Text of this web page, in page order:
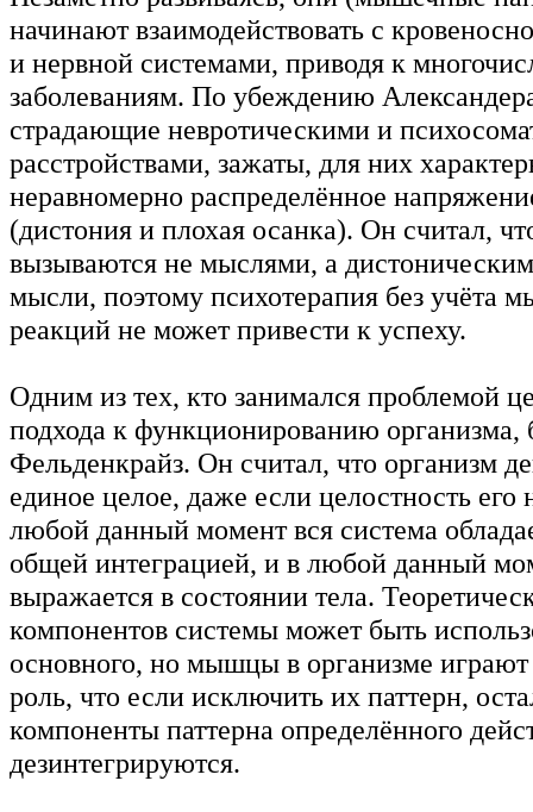
начинают взаимодействовать с
и нервной системами, приводя к
заболеваниям. По убеждению
страдающие невротическими и
расстройствами, зажаты, для них
неравномерно распределённое
(дистония и плохая осанка). Он считал,
вызываются не мыслями, а
мысли, поэтому психотерапия без учёта
реакций не может привести к успеху.
Одним из тех, кто занимался проблемой
подхода к функционированию
Фельденкрайз. Он считал, что организм
единое целое, даже если целостность
любой данный момент вся система
общей интеграцией, и в любой данный
выражается в состоянии тела.
компонентов системы может быть
основного, но мышцы в организме
роль, что если исключить их паттерн,
компоненты паттерна определённого
дезинтегрируются.